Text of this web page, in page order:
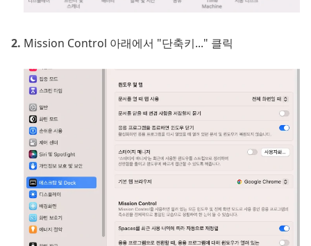
Mission Control 아래에서 "단축키..." 클릭